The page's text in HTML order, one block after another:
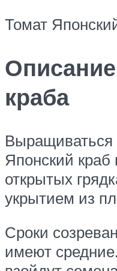
Томат
краба
Выращиваться
Японский краб
открытых
укрытием из
Сроки
имеют